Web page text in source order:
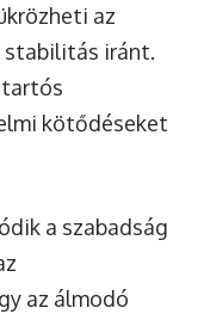
az
stabilitás iránt.
tartós
kötődéseket
a szabadság
az álmodó